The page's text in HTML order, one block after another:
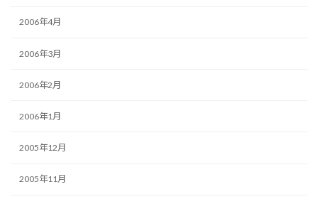
2006年4月
2006年3月
2006年2月
2006年1月
2005年12月
2005年11月